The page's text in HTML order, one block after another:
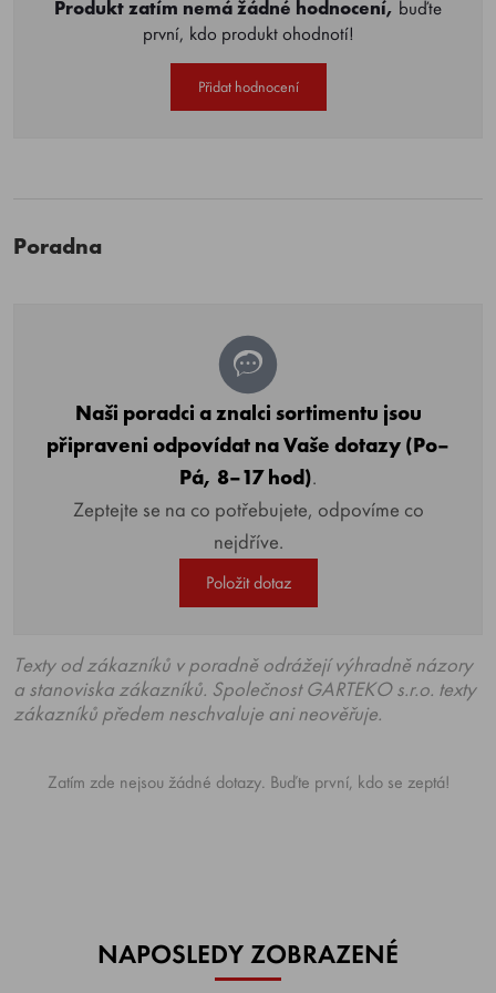
Produkt zatím nemá žádné hodnocení, buďte
první, kdo produkt ohodnotí!
Přidat hodnocení
Poradna
Naši poradci a znalci sortimentu jsou
připraveni odpovídat na Vaše dotazy (Po–
Pá, 8–17 hod).
Zeptejte se na co potřebujete, odpovíme co
nejdříve.
Položit dotaz
Texty od zákazníků v poradně odrážejí výhradně názory
a stanoviska zákazníků. Společnost GARTEKO s.r.o. texty
zákazníků předem neschvaluje ani neověřuje.
Zatím zde nejsou žádné dotazy. Buďte první, kdo se zeptá!
NAPOSLEDY ZOBRAZENÉ